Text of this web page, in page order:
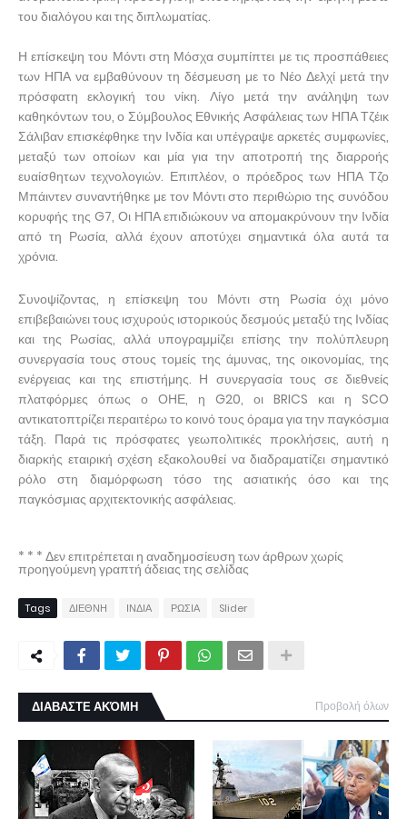
του διαλόγου και της διπλωματίας.
Η επίσκεψη του Μόντι στη Μόσχα συμπίπτει με τις προσπάθειες
των ΗΠΑ να εμβαθύνουν τη δέσμευση με το Νέο Δελχί μετά την
πρόσφατη εκλογική του νίκη. Λίγο μετά την ανάληψη των
καθηκόντων του, ο Σύμβουλος Εθνικής Ασφάλειας των ΗΠΑ Τζέικ
Σάλιβαν επισκέφθηκε την Ινδία και υπέγραψε αρκετές συμφωνίες,
μεταξύ των οποίων και μία για την αποτροπή της διαρροής
ευαίσθητων τεχνολογιών. Επιπλέον, ο πρόεδρος των ΗΠΑ Τζο
Μπάιντεν συναντήθηκε με τον Μόντι στο περιθώριο της συνόδου
κορυφής της G7, Οι ΗΠΑ επιδιώκουν να απομακρύνουν την Ινδία
από τη Ρωσία, αλλά έχουν αποτύχει σημαντικά όλα αυτά τα
χρόνια.
Συνοψίζοντας, η επίσκεψη του Μόντι στη Ρωσία όχι μόνο
επιβεβαιώνει τους ισχυρούς ιστορικούς δεσμούς μεταξύ της Ινδίας
και της Ρωσίας, αλλά υπογραμμίζει επίσης την πολύπλευρη
συνεργασία τους στους τομείς της άμυνας, της οικονομίας, της
ενέργειας και της επιστήμης. Η συνεργασία τους σε διεθνείς
πλατφόρμες όπως ο ΟΗΕ, η G20, οι BRICS και η SCO
αντικατοπτρίζει περαιτέρω το κοινό τους όραμα για την παγκόσμια
τάξη. Παρά τις πρόσφατες γεωπολιτικές προκλήσεις, αυτή η
διαρκής εταιρική σχέση εξακολουθεί να διαδραματίζει σημαντικό
ρόλο στη διαμόρφωση τόσο της ασιατικής όσο και της
παγκόσμιας αρχιτεκτονικής ασφάλειας.
* * * Δεν επιτρέπεται η αναδημοσίευση των άρθρων χωρίς
προηγούμενη γραπτή άδειας της σελίδας
Tags ΔΙΕΘΝΗ ΙΝΔΙΑ ΡΩΣΙΑ Slider
ΔΙΑΒΑΣΤΕ ΑΚΌΜΗ Προβολή όλων